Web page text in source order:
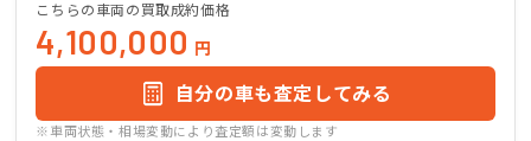
こちらの車両の買取成約価格
4,100,000 円
自分の車も査定してみる
※車両状態・相場変動により査定額は変動します